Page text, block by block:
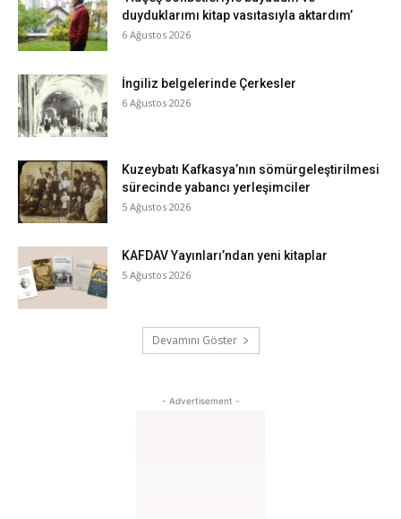
duyduklarımı kitap vasıtasıyla aktardım’
6 Ağustos 2026
İngiliz belgelerinde Çerkesler
6 Ağustos 2026
Kuzeybatı Kafkasya’nın sömürgeleştirilmesi
sürecinde yabancı yerleşimciler
5 Ağustos 2026
KAFDAV Yayınları’ndan yeni kitaplar
5 Ağustos 2026
Devamını Göster
- Advertisement -